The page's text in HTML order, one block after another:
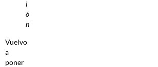
i
ó
n
Vuelvo
a
poner